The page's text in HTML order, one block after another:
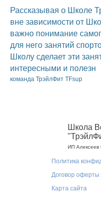
Рассказывая о Школе
вне зависимости от
важно понимание
для него занятий
Школу сделает эти
интересными и полезн
команда ТрэйлФит TFsup
Школа
ИП
Политика
Договор оферты
Карта сайта